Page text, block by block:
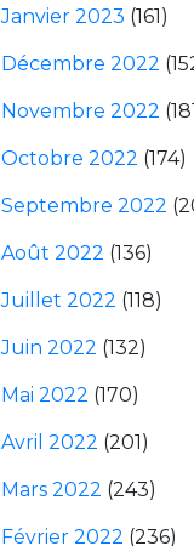
Janvier 2023 (161)
Décembre 2022
Novembre 2022
Octobre 2022 (174)
Septembre 2022
Août 2022 (136)
Juillet 2022 (118)
Juin 2022 (132)
Mai 2022 (170)
Avril 2022 (201)
Mars 2022 (243)
Février 2022 (236)